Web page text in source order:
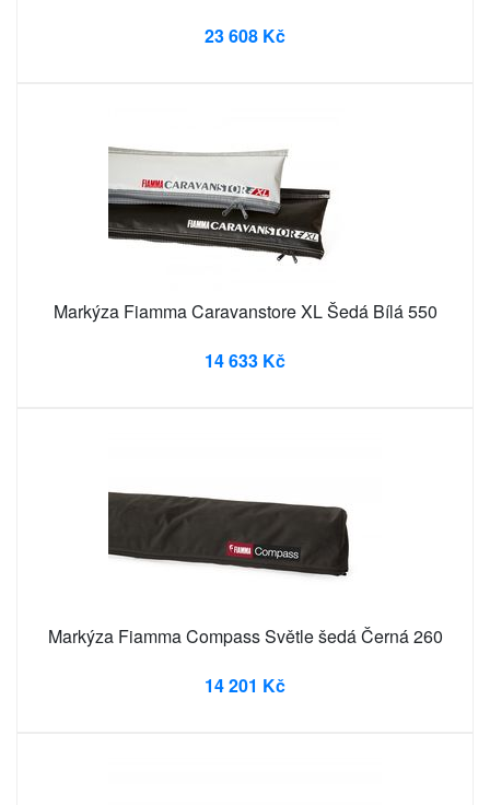
23 608 Kč
Markýza Fiamma Caravanstore XL Šedá Bílá 550
14 633 Kč
Markýza Fiamma Compass Světle šedá Černá 260
14 201 Kč